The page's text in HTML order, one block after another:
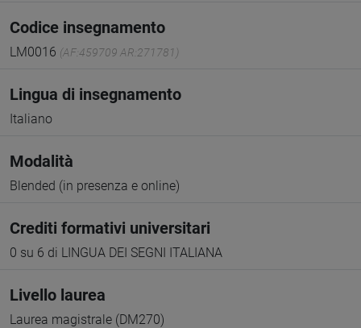
Codice insegnamento
LM0016 (AF:459709 AR:271781)
Lingua di insegnamento
Italiano
Modalità
Blended (in presenza e online)
Crediti formativi universitari
0 su 6 di LINGUA DEI SEGNI ITALIANA
Livello laurea
Laurea magistrale (DM270)